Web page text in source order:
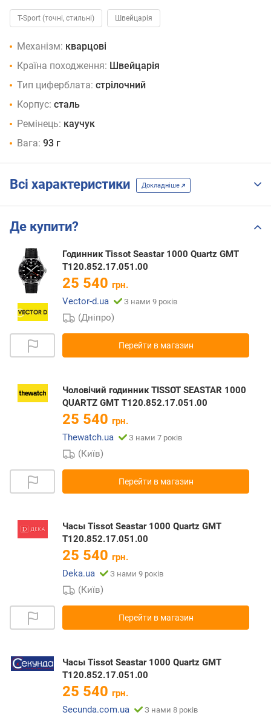
T-Sport (точні, стильні) Швейцарія
Механізм: кварцові
Країна походження: Швейцарія
Тип циферблата: стрілочний
Корпус: сталь
Ремінець: каучук
Вага: 93 г
Всі характеристики Докладніше
Де купити?
Годинник Tissot Seastar 1000 Quartz GMT
T120.852.17.051.00
25 540 грн.
Vector-d.ua
З нами 9 років
(Дніпро)
Перейти в магазин
Чоловічий годинник TISSOT SEASTAR 1000
QUARTZ GMT T120.852.17.051.00
25 540 грн.
Thewatch.ua
З нами 7 років
(Київ)
Перейти в магазин
Часы Tissot Seastar 1000 Quartz GMT
T120.852.17.051.00
25 540 грн.
Deka.ua
З нами 9 років
(Київ)
Перейти в магазин
Часы Tissot Seastar 1000 Quartz GMT
T120.852.17.051.00
25 540 грн.
Secunda.com.ua
З нами 8 років